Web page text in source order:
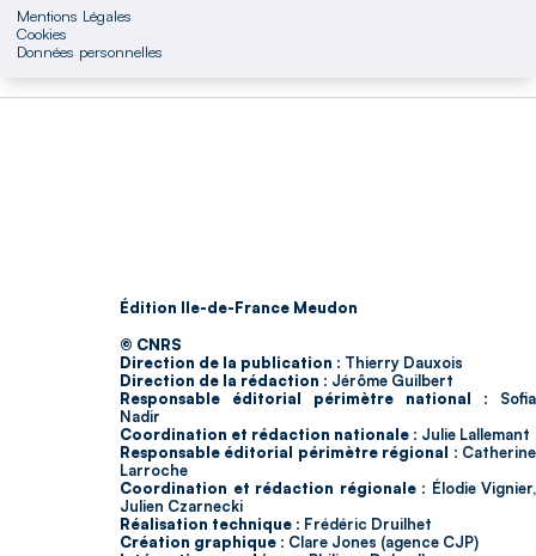
Mentions Légales
Cookies
Données personnelles
Édition Ile-de-France Meudon
© CNRS
Direction de la publication : Thierry Dauxois
Direction de la rédaction : Jérôme Guilbert
Responsable éditorial périmètre national : Sofia
Nadir
Coordination et rédaction nationale : Julie Lallemant
Responsable éditorial périmètre régional : Catherine
Larroche
Coordination et rédaction régionale : Élodie Vignier,
Julien Czarnecki
Réalisation technique : Frédéric Druilhet
Création graphique : Clare Jones (agence CJP)